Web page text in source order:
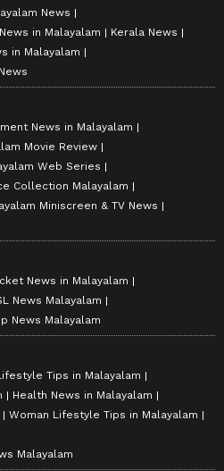
News
in Malayalam
Kerala News
in Malayalam
News in Malayalam
Movie Review
Web Series
Collection Malayalam
Miniscreen & TV News
News in Malayalam
News Malayalam
News Malayalam
Tips in Malayalam
Health News in Malayalam
Woman Lifestyle Tips in Malayalam
Malayalam